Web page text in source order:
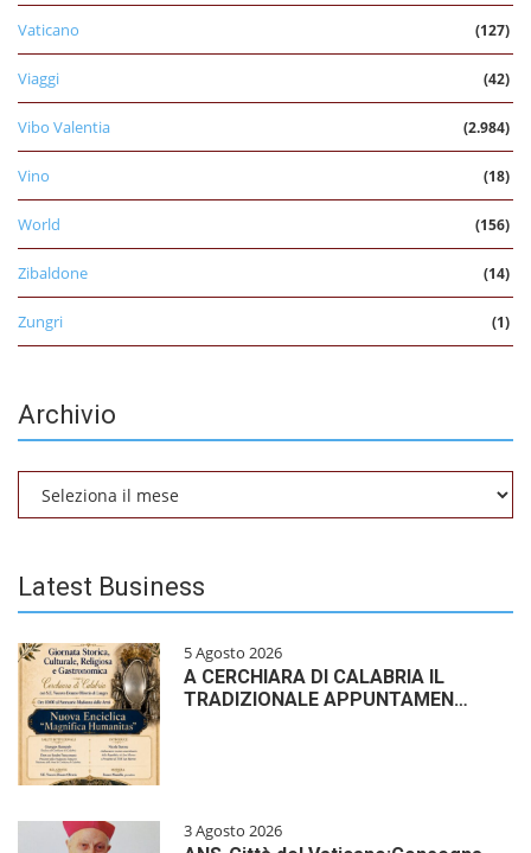
Vaticano (127)
Viaggi (42)
Vibo Valentia (2.984)
Vino (18)
World (156)
Zibaldone (14)
Zungri (1)
Archivio
Latest Business
5 Agosto 2026
A CERCHIARA DI CALABRIA IL
TRADIZIONALE APPUNTAMEN…
3 Agosto 2026